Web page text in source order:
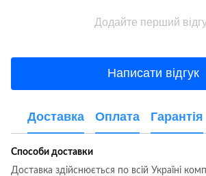
Додайте перший
Написати відгук
Доставка Оплата Гарантія
Способи доставки
Доставка здійснюється по всій Україні